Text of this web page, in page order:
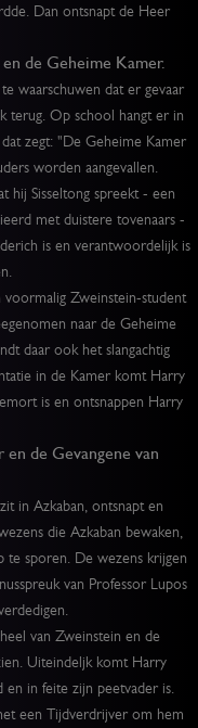
Dan ontsnapt de Heer
de Geheime Kamer.
waarschuwen dat er gevaar
terug. Op school hangt er in
zegt: "De Geheime Kamer
worden aangevallen.
hij Sisseltong spreekt - een
met duistere tovenaars -
is en verantwoordelijk is
voormalig Zweinstein-student
naar de Geheime
daar ook het slangachtig
in de Kamer komt Harry
is en ontsnappen Harry
de Gevangene van
in Azkaban, ontsnapt en
die Azkaban bewaken,
te sporen. De wezens krijgen
van Professor Lupos
van Zweinstein en de
Uiteindeljk komt Harry
in feite zijn peetvader is.
een Tijdverdrijver om hem